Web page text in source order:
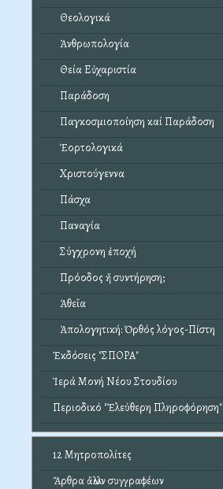
Θεολογικά
Ἀνθρωπολογία
Θεία Εὐχαριστία
Παράδοση
Παγκοσμιοποίηση καί Παράδοση
Ἑορτολογικά
Χριστούγεννα
Πάσχα
Παναγία
Σύγχρονη ἐποχή
Πρόοδος ἤ συντήρηση;
Ἀθεΐα
Ἀπολογητική: Ὀρθός λόγος-Πίστη
Ἐκδόσεις "ΣΠΟΡΑ"
Ἱερά Μονή Νέου Στουδίου
Περιοδικό "Ἐλεύθερη Πληροφόρηση"
12 Μητροπολίτες
Ἄρθρα ἄλλων συγγραφέων